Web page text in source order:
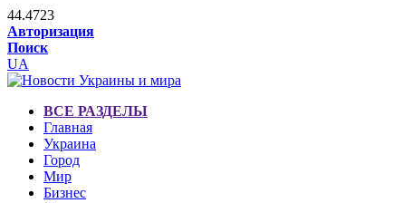
44.4723
Авторизация
Поиск
UA
ВСЕ РАЗДЕЛЫ
Главная
Украина
Город
Мир
Бизнес